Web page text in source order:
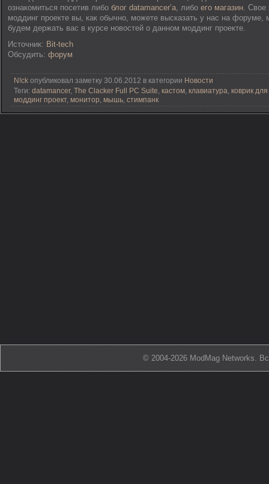
ознакомиться посетив либо блог datamancer’а, либо его магазин. Свое
моддинг проекте вы, как обычно, можете высказать у нас на
будем держать вас в курсе новостей о данном моддинг проекте.
Источник: Bit-tech
Обсудить: форум
N!ck опубликовал заметку 30.06.2012 в категории Новости
Теги: datamancer, The Clacker Full PC Suite, кастом, клавиатура, коврик
моддинг проект, монитор, мышь, стимпанк
© 2004-2026 ModMag Networks.